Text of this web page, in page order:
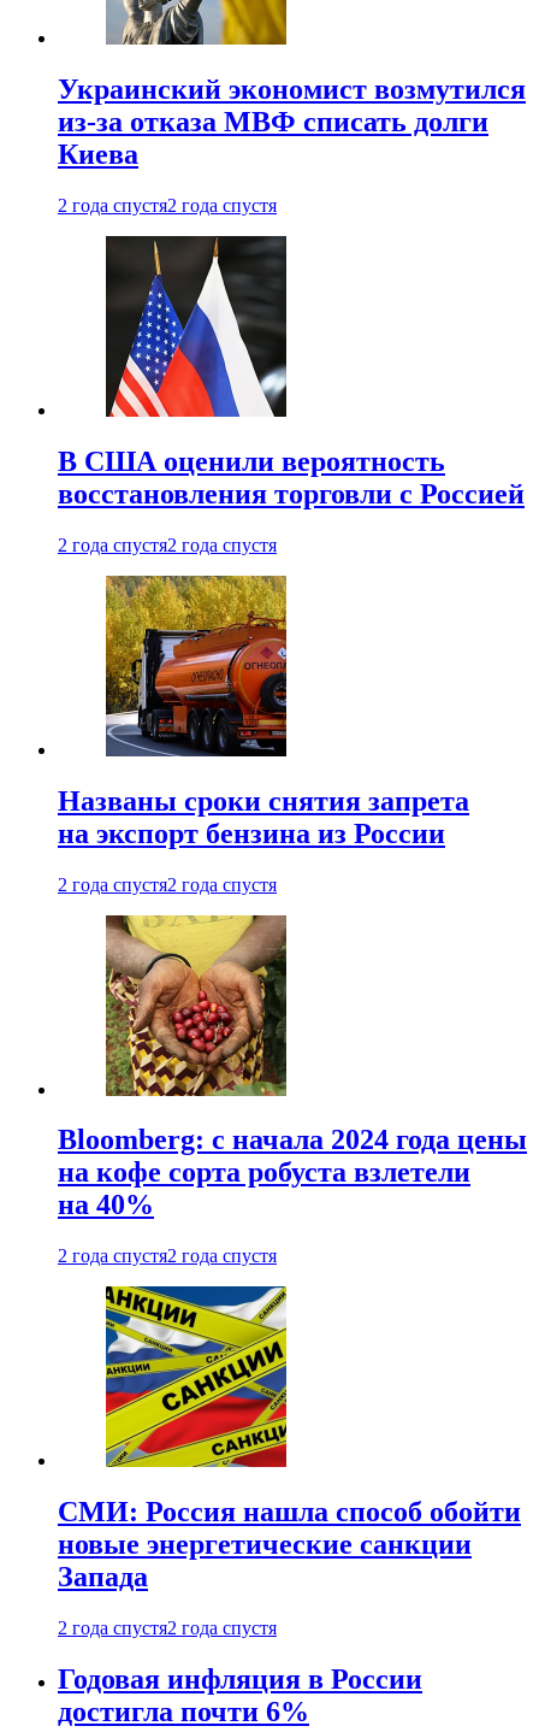
Украинский экономист возмутился
из-за отказа МВФ списать долги
Киева
2 года спустя2 года спустя
В США оценили вероятность
восстановления торговли с Россией
2 года спустя2 года спустя
Названы сроки снятия запрета
на экспорт бензина из России
2 года спустя2 года спустя
Bloomberg: с начала 2024 года цены
на кофе сорта робуста взлетели
на 40%
2 года спустя2 года спустя
СМИ: Россия нашла способ обойти
новые энергетические санкции
Запада
2 года спустя2 года спустя
Годовая инфляция в России
достигла почти 6%